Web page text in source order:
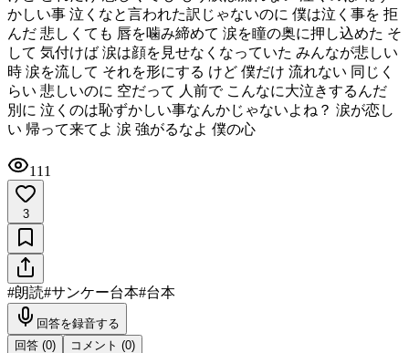
かしい事 泣くなと言われた訳じゃないのに 僕は泣く事を 拒
んだ 悲しくても 唇を噛み締めて 涙を瞳の奥に押し込めた そ
して 気付けば 涙は顔を見せなくなっていた みんなが悲しい
時 涙を流して それを形にする けど 僕だけ 流れない 同じく
らい 悲しいのに 空だって 人前で こんなに大泣きするんだ
別に 泣くのは恥ずかしい事なんかじゃないよね？ 涙が恋し
い 帰って来てよ 涙 強がるなよ 僕の心
111
3
#朗読#サンケー台本#台本
回答を録音する
回答 (0) コメント (0)